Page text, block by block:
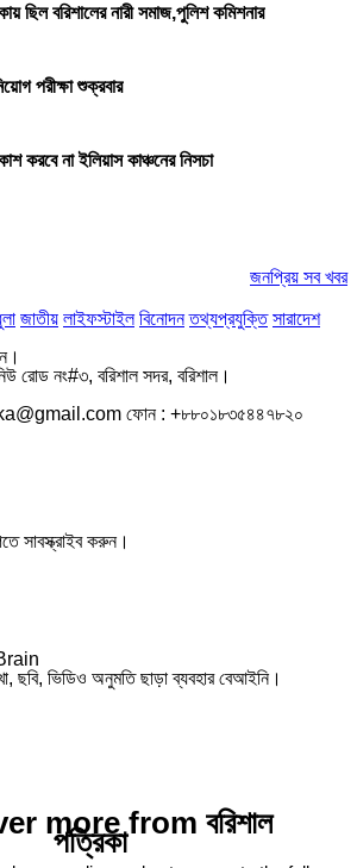
ছিল বরিশালের নারী সমাজ,পুলিশ কমিশনার
পরীক্ষা শুক্রবার
করবে না ইলিয়াস কাঞ্চনের নিসচা
জনপ্রিয় সব খবর
জাতীয় লাইফস্টাইল বিনোদন তথ্যপ্রযুক্তি সারাদেশ
রোড নং#৩, বরিশাল সদর, বরিশাল।
ফোন : +৮৮০১৮৩৫৪৪৭৮২০
সাবস্ক্রাইব করুন।
ছবি, ভিডিও অনুমতি ছাড়া ব্যবহার বেআইনি।
more from বরিশাল
পত্রিকা